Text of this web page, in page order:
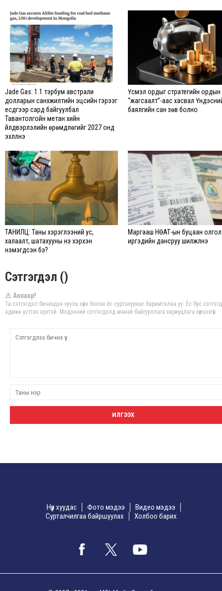
Jade Gas: 1.1 тэрбум австрали
долларын санхүүжилтийн эцсийн гэрээг
есдүгээр сард байгуулбал
Тавантолгойн метан хийн
үйлдвэрлэлийн өрөмдлөгийг 2027 онд
эхлүүлнэ
Үүсмэл ордыг стратегийн ордын
“жагсаалт”-аас хасвал
баялгийн сан зөв болно
ТАНИЛЦ: Таны хэрэглээний ус,
халаалт, шатахууны үнэ хэрхэн
нэмэгдсэн бэ?
Маргааш НӨАТ-ын буцаан
иргэдийн дансруу шилжүүлнэ
Сэтгэгдэл ()
⚠ Анхаар!
Та сэтгэгдэл бичихдээ хууль зүйн болон ёс суртахууныг баримтална уу. Ёс бус
админ устгах эрхтэй. Мэдээний сэтгэгдэлд манай байгууллага хариуцлага хүлээхгүй.
Нүүр хуудас Фото мэдээ
Видео мэдээ
Сурталчилгаа байршуулах
Холбоо барих